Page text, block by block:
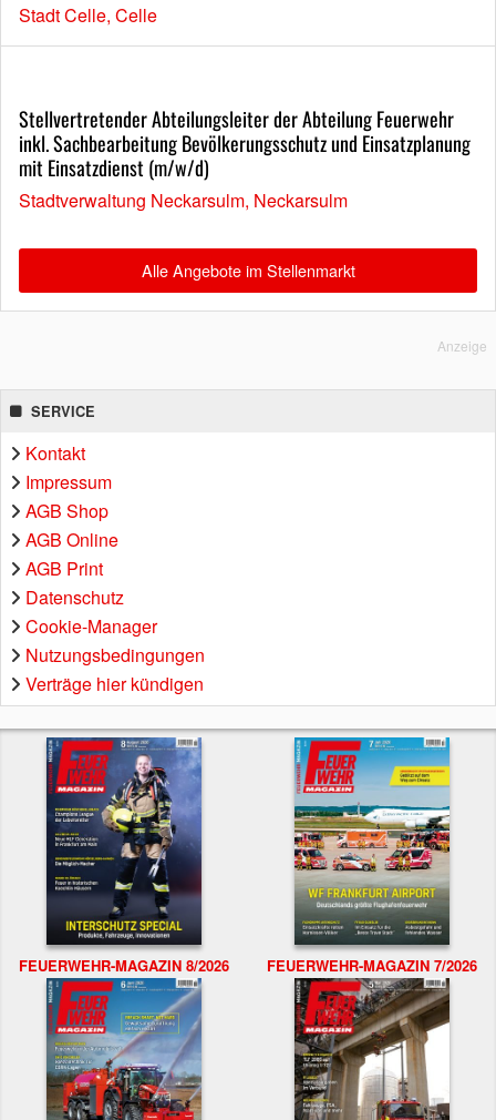
Stadt Celle, Celle
Stellvertretender Abteilungsleiter der Abteilung Feuerwehr
inkl. Sachbearbeitung Bevölkerungsschutz und Einsatzplanung
mit Einsatzdienst (m/w/d)
Stadtverwaltung Neckarsulm, Neckarsulm
Alle Angebote im Stellenmarkt
Anzeige
SERVICE
Kontakt
Impressum
AGB Shop
AGB Online
AGB Print
Datenschutz
Cookie-Manager
Nutzungsbedingungen
Verträge hier kündigen
FEUERWEHR-MAGAZIN 8/2026 FEUERWEHR-MAGAZIN 7/2026